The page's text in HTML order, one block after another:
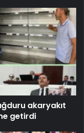
akaryakıt
getirdi